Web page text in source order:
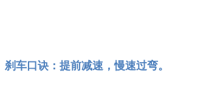
刹车口诀：提前减速，慢速过弯。